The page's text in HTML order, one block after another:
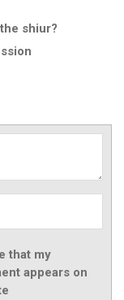
shiur?
that my
appears on